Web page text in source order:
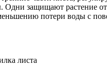
защищают растение
потери воды с
листа